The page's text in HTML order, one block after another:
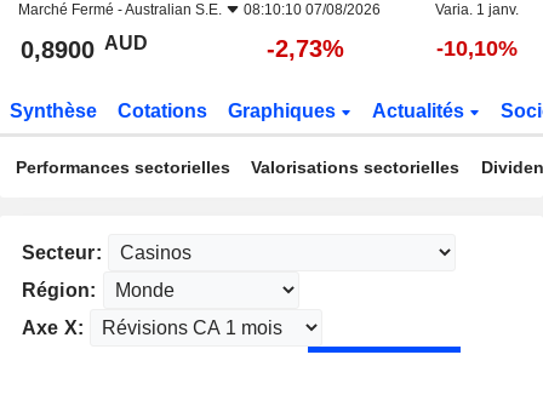
Marché Fermé -Australian S.E. 08:10:10 07/08/2026 Varia. 1 janv.
0,8900 AUD -2,73% -10,10%
Synthèse Cotations Graphiques Actualités
Performances sectorielles Valorisations sectorielles
Secteur:
Région:
Axe X: